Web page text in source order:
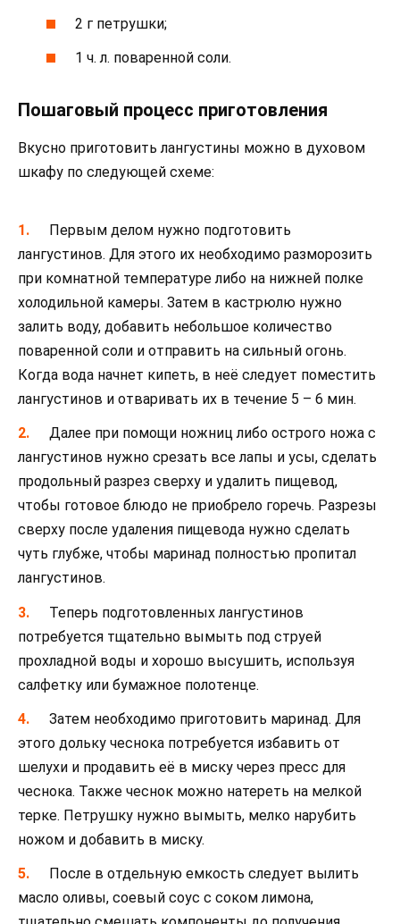
2 г петрушки;
1 ч. л. поваренной соли.
Пошаговый процесс приготовления
Вкусно приготовить лангустины можно в духовом
шкафу по следующей схеме:
Первым делом нужно подготовить
лангустинов. Для этого их необходимо разморозить
при комнатной температуре либо на нижней полке
холодильной камеры. Затем в кастрюлю нужно
залить воду, добавить небольшое количество
поваренной соли и отправить на сильный огонь.
Когда вода начнет кипеть, в неё следует поместить
лангустинов и отваривать их в течение 5 – 6 мин.
Далее при помощи ножниц либо острого ножа с
лангустинов нужно срезать все лапы и усы, сделать
продольный разрез сверху и удалить пищевод,
чтобы готовое блюдо не приобрело горечь. Разрезы
сверху после удаления пищевода нужно сделать
чуть глубже, чтобы маринад полностью пропитал
лангустинов.
Теперь подготовленных лангустинов
потребуется тщательно вымыть под струей
прохладной воды и хорошо высушить, используя
салфетку или бумажное полотенце.
Затем необходимо приготовить маринад. Для
этого дольку чеснока потребуется избавить от
шелухи и продавить её в миску через пресс для
чеснока. Также чеснок можно натереть на мелкой
терке. Петрушку нужно вымыть, мелко нарубить
ножом и добавить в миску.
После в отдельную емкость следует вылить
масло оливы, соевый соус с соком лимона,